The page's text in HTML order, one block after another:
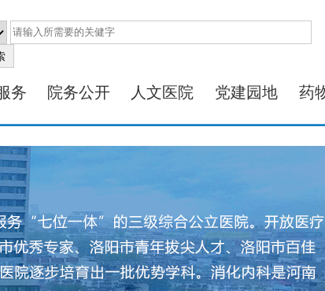
务 院务公开 人文医院 党建园地 药